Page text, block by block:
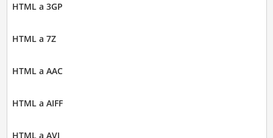
HTML a 3GP
HTML a 7Z
HTML a AAC
HTML a AIFF
HTML a AVI